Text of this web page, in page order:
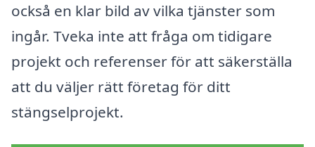
också en klar bild av vilka tjänster som
ingår. Tveka inte att fråga om tidigare
projekt och referenser för att säkerställa
att du väljer rätt företag för ditt
stängselprojekt.